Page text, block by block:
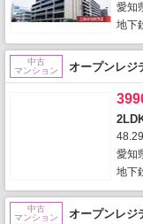
愛知
地下
中古
マンション
オープンレジ
愛知
地下
中古
マンション
オープンレジ